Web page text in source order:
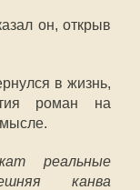
он, открыв
в жизнь,
роман на
реальные
канва